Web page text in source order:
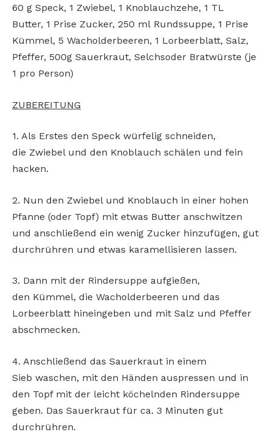
60 g Speck, 1 Zwiebel, 1 Knoblauchzehe, 1 TL
Butter, 1 Prise Zucker, 250 ml Rundssuppe, 1 Prise
Kümmel, 5 Wacholderbeeren, 1 Lorbeerblatt, Salz,
Pfeffer, 500g Sauerkraut, Selchsoder Bratwürste (je
1 pro Person)
ZUBEREITUNG
1. Als Erstes den Speck würfelig schneiden,
die Zwiebel und den Knoblauch schälen und fein
hacken.
2. Nun den Zwiebel und Knoblauch in einer hohen
Pfanne (oder Topf) mit etwas Butter anschwitzen
und anschließend ein wenig Zucker hinzufügen, gut
durchrühren und etwas karamellisieren lassen.
3. Dann mit der Rindersuppe aufgießen,
den Kümmel, die Wacholderbeeren und das
Lorbeerblatt hineingeben und mit Salz und Pfeffer
abschmecken.
4. Anschließend das Sauerkraut in einem
Sieb waschen, mit den Händen auspressen und in
den Topf mit der leicht köchelnden Rindersuppe
geben. Das Sauerkraut für ca. 3 Minuten gut
durchrühren.